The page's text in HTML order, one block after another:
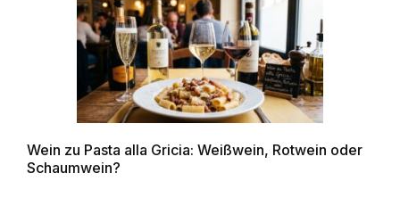
Wein zu Pasta alla Gricia: Weißwein, Rotwein oder
Schaumwein?